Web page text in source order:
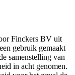
Finckers BV uit
gebruik gemaakt
samenstelling van
in acht genomen.